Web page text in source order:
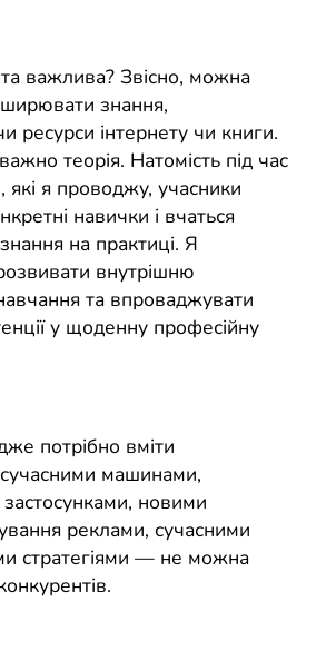
важлива? Звісно, можна
знання,
ресурси інтернету чи книги.
теорія. Натомість під час
які я проводжу, учасники
навички і вчаться
на практиці. Я
внутрішню
та впроваджувати
у щоденну професійну
потрібно вміти
сучасними машинами,
новими
реклами, сучасними
стратегіями — не можна